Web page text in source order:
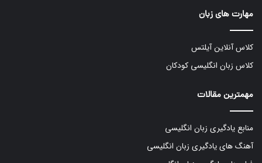
مهارت های زبان
کلاس آنلاین آیلتس
کلاس زبان انگلیسی کودکان
مهمترین مقالات
منابع یادگیری زبان انگلیسی
آهنگ های یادگیری زبان انگلیسی